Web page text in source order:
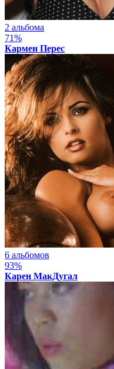
2 альбома
71%
Кармен Перес
6 альбомов
93%
Карен МакДугал